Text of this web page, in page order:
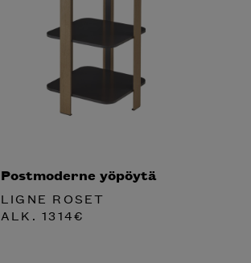
Postmoderne yöpöytä
LIGNE ROSET
ALK.1314€